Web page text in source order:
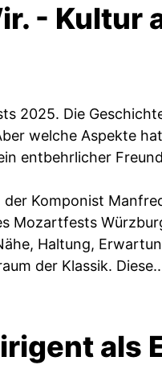
- Kultur
2025. Die
welche Aspekte
entbehrlicher
Komponist
Mozartfests
Haltung,
der Klassik.
als